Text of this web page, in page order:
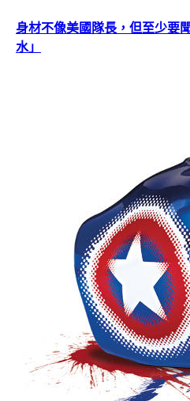
身材不像美國隊長，但至少要
水」